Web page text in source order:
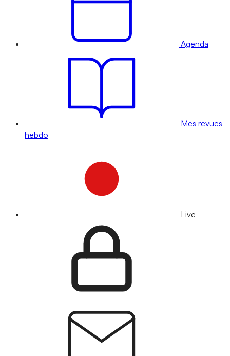
Agenda
Mes revues
hebdo
Live